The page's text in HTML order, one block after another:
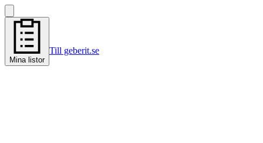
Mina listor
Till geberit.se